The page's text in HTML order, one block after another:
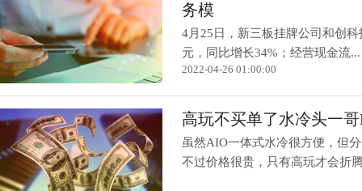
务模
4月25日，新三板挂牌公司和创
元，同比增长34%；经营现金流...
2022-04-26 01:00:00
高玩不买单了水冷头一
虽然AIO一体式水冷很方便，但
不过价格很贵，只有高玩才会折